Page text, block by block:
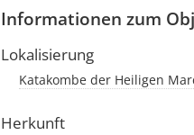
Informationen zum
Lokalisierung
Katakombe der Heiligen
Herkunft